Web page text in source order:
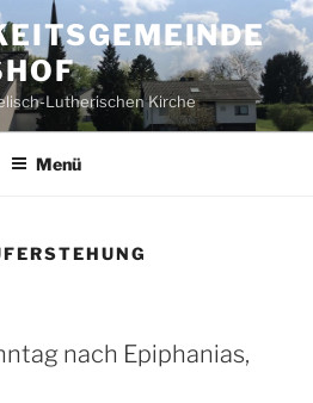
Lutherischen Kirche
Menü
nach Epiphanias,